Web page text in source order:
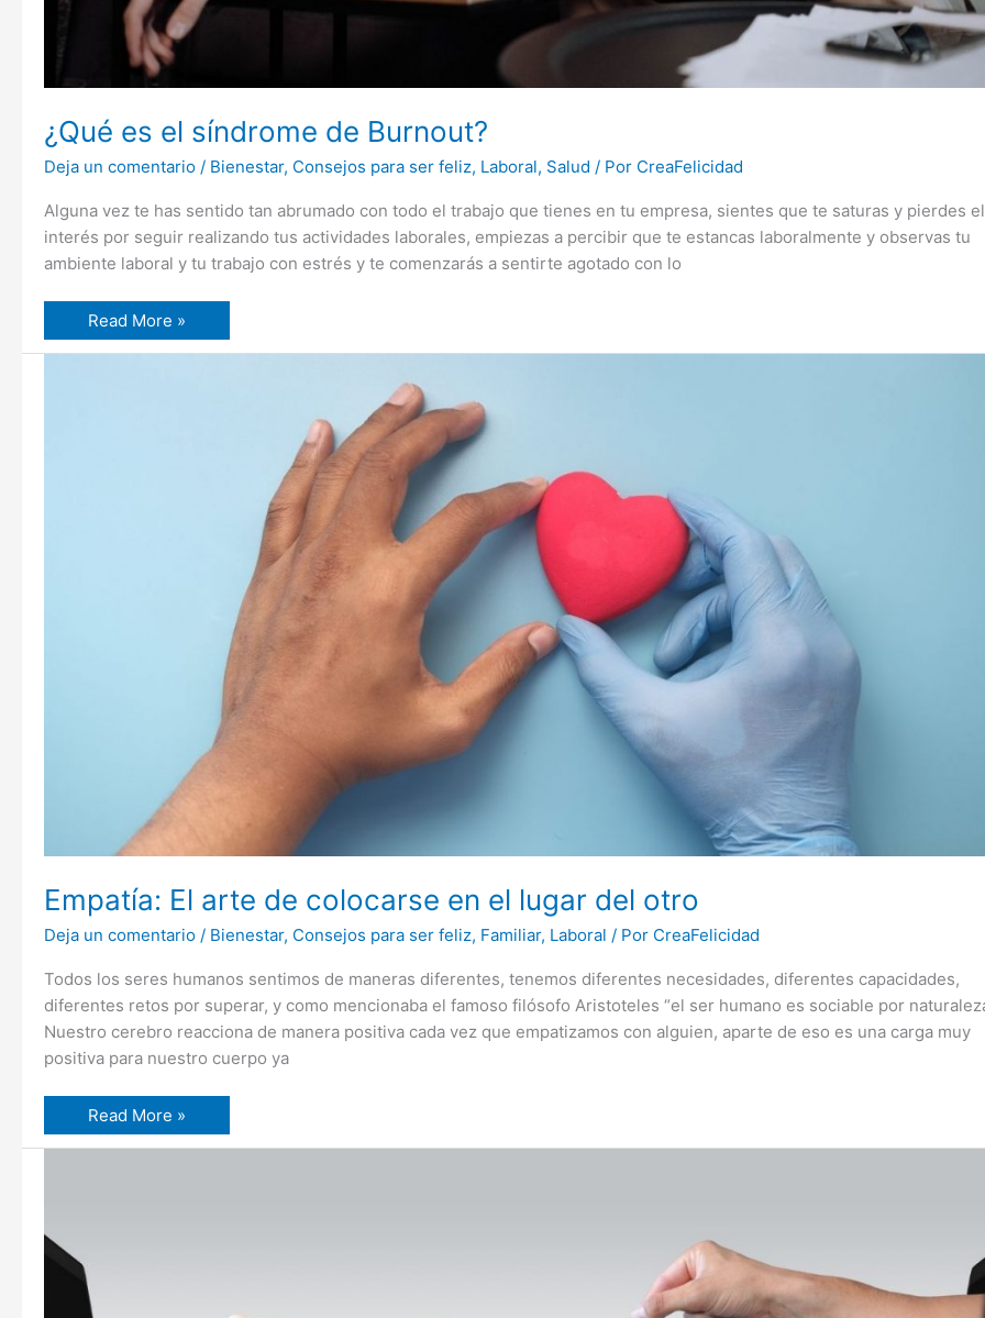
¿Qué es el síndrome de Burnout?
Deja un comentario / Bienestar, Consejos para ser feliz, Laboral, Salud / Por CreaFelicidad
Alguna vez te has sentido tan abrumado con todo el trabajo que tienes en tu empresa, sientes que te saturas y pierdes el
interés por seguir realizando tus actividades laborales, empiezas a percibir que te estancas laboralmente y observas tu
ambiente laboral y tu trabajo con estrés y te comenzarás a sentirte agotado con lo
Read More »
Empatía: El arte de colocarse en el lugar del otro
Deja un comentario / Bienestar, Consejos para ser feliz, Familiar, Laboral / Por CreaFelicidad
Todos los seres humanos sentimos de maneras diferentes, tenemos diferentes necesidades, diferentes capacidades,
diferentes retos por superar, y como mencionaba el famoso filósofo Aristoteles “el ser humano es sociable por
Nuestro cerebro reacciona de manera positiva cada vez que empatizamos con alguien, aparte de eso es una carga muy
positiva para nuestro cuerpo ya
Read More »